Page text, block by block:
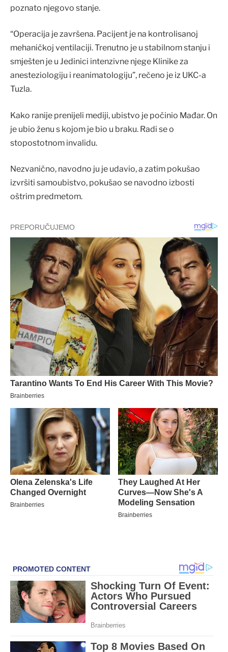
poznato njegovo stanje.
“Operacija je završena. Pacijent je na kontrolisanoj
mehaničkoj ventilaciji. Trenutno je u stabilnom stanju i
smješten je u Jedinici intenzivne njege Klinike za
anesteziologiju i reanimatologiju”, rečeno je iz UKC-a
Tuzla.
Kako ranije prenijeli mediji, ubistvo je počinio Mađar. On
je ubio ženu s kojom je bio u braku. Radi se o
stopostotnom invalidu.
Nezvanično, navodno ju je udavio, a zatim pokušao
izvršiti samoubistvo, pokušao se navodno izbosti
oštrim predmetom.